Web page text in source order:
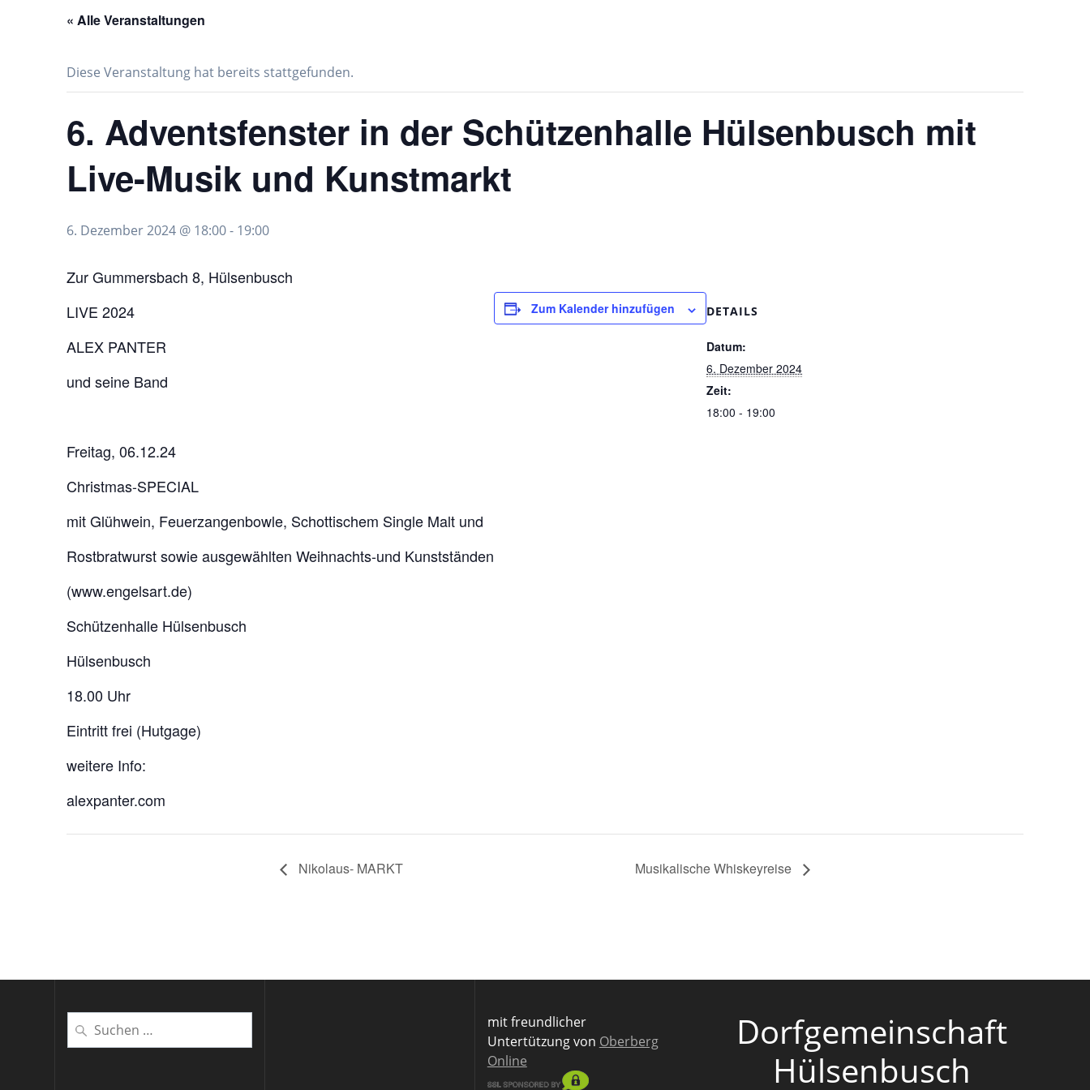
« Alle Veranstaltungen
Diese Veranstaltung hat bereits stattgefunden.
6. Adventsfenster in der Schützenhalle Hülsenbusch mit
Live-Musik und Kunstmarkt
6. Dezember 2024 @ 18:00- 19:00
Zur Gummersbach 8, Hülsenbusch
LIVE 2024
ALEX PANTER
und seine Band
Freitag, 06.12.24
Christmas-SPECIAL
mit Glühwein, Feuerzangenbowle, Schottischem Single Malt und
Rostbratwurst sowie ausgewählten Weihnachts-und Kunstständen
(www.engelsart.de)
Schützenhalle Hülsenbusch
Hülsenbusch
18.00 Uhr
Eintritt frei (Hutgage)
weitere Info:
alexpanter.com
Zum Kalender hinzufügen DETAILS
Datum:
6. Dezember 2024
Zeit:
18:00 - 19:00
Nikolaus- MARKT Musikalische Whiskeyreise
Suchen
nach:
mit freundlicher
Untertützung von Oberberg
Online
Dorfgemeinschaft
Hülsenbusch